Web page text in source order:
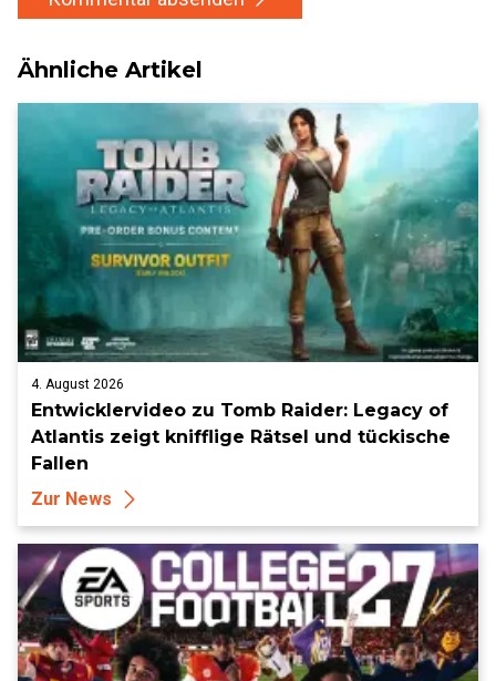
Ähnliche Artikel
4. August 2026
Entwicklervideo zu Tomb Raider: Legacy of
Atlantis zeigt knifflige Rätsel und tückische
Fallen
Zur News